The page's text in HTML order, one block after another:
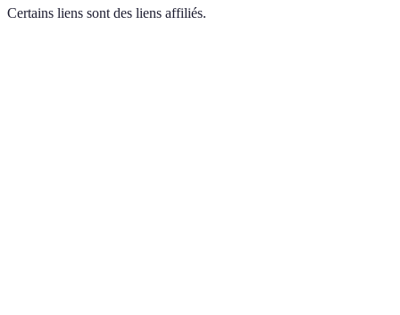
Certains liens sont des liens affiliés.